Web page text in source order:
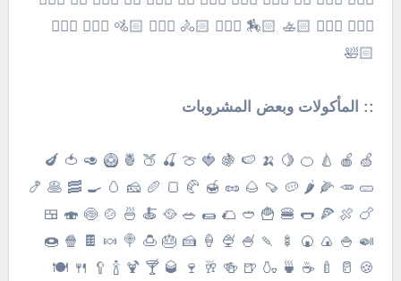
🤽🏻‍♂️ 🚣🏻‍♀️ 🚣🏻 🏇🏻 🚴🏻‍♀️ 🚴🏻 🚵🏻‍♀️ 🚵🏻 🤹🏻‍♀️ 🤹🏻‍♂️
🛀🏻
:: المأكولات وبعض المشروبات
🍏 🍎 🍐 🍊 🍋 🍌 🍉 🍇 🍓 🍈 🍒 🍑 🍍 🥝 🥑 🍅 🍆
🥒 🥕 🌽 🌶 🥔 🍠 🌰 🥜 🍯 🥐 🍞 🥖 🧀 🥚 🍳 🥓 🥞 🍤
🍗 🍖 🍕 🌭 🍔 🍟 🥙 🌮 🌯 🥗 🥘 🍝 🍜 🍲 🍥 🍣 🍱
🍛 🍚 🍙 🍘 🍢 🍡 🍧 🍨 🍦 🍰 🎂 🍮 🍭 🍬 🍫 🍿 🍩
🍪 🥛 🍼 ☕️ 🍵 🍶 🍺 🍻 🥂 🍷 🥃 🍸 🍹 🍾 🥄 🍴 🍽